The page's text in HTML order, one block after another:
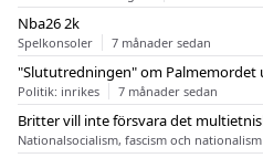
Nba26 2k
Spelkonsoler 7 månader sedan
"Slututredningen" om Palmemordet
Politik: inrikes 7 månader sedan
Britter vill inte försvara det
Nationalsocialism, fascism och nationalism